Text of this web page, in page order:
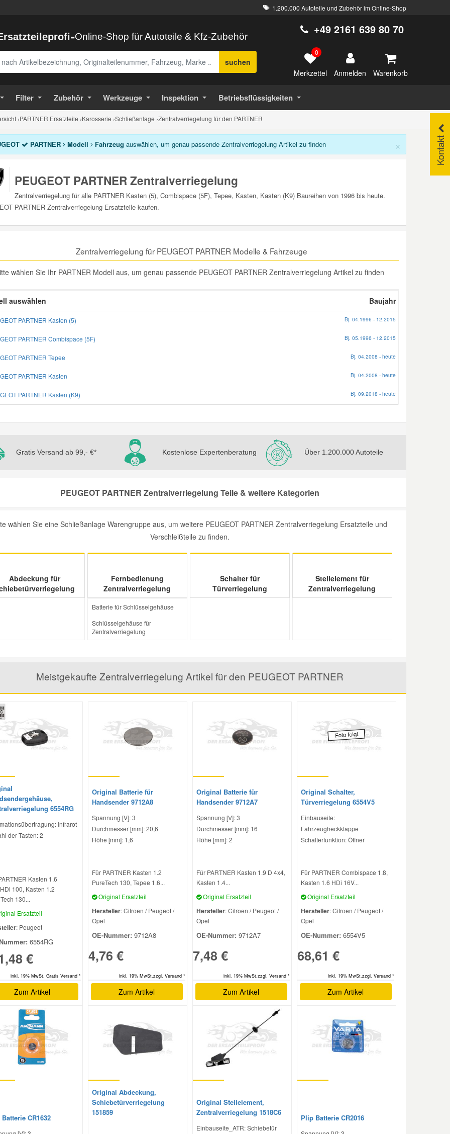
1.200.000 Autoteile und Zubehör im Online-Shop
-Online-Shop für Autoteile & Kfz-Zubehör
suchen
+49 2161 639 80 70
0
Merkzettel Anmelden Warenkorb
Filter Zubehör Werkzeuge Inspektion Betriebsflüssigkeiten
›PARTNER Ersatzteile ›Karosserie ›Schließanlage ›Zentralverriegelung für den PARTNER
Kontakt
×
PARTNER Modell Fahrzeug auswählen, um genau passende Zentralverriegelung Artikel zu finden
PEUGEOT PARTNER Zentralverriegelung
Zentralverriegelung für alle PARTNER Kasten (5), Combispace (5F), Tepee, Kasten, Kasten (K9) Baureihen von 1996 bis heute.
PARTNER Zentralverriegelung Ersatzteile kaufen.
Zentralverriegelung für PEUGEOT PARTNER Modelle & Fahrzeuge
wählen Sie Ihr PARTNER Modell aus, um genau passende PEUGEOT PARTNER Zentralverriegelung Artikel zu finden
auswählen Baujahr
PARTNER Kasten (5) Bj. 04.1996 - 12.2015
PARTNER Combispace (5F) Bj. 05.1996 - 12.2015
PARTNER Tepee Bj. 04.2008 - heute
PARTNER Kasten Bj. 04.2008 - heute
PARTNER Kasten (K9) Bj. 09.2018 - heute
Gratis Versand ab 99,- €* Kostenlose Expertenberatung Über 1.200.000 Autoteile
PEUGEOT PARTNER Zentralverriegelung Teile & weitere Kategorien
wählen Sie eine Schließanlage Warengruppe aus, um weitere PEUGEOT PARTNER Zentralverriegelung Ersatzteile und
Verschleißteile zu finden.
Abdeckung für
Fernbedienung
Zentralverriegelung
Batterie für Schlüsselgehäuse
Schlüsselgehäuse für
Zentralverriegelung
Schalter für
Türverriegelung
Stellelement für
Zentralverriegelung
Meistgekaufte Zentralverriegelung Artikel für den PEUGEOT PARTNER
6554RG
Infrarot
der Tasten: 2
Kasten 1.6
100, Kasten 1.2
130...
Ersatzteil
: Peugeot
6554RG
€
inkl. 19% MwSt. Gratis Versand *
Zum Artikel
Original Batterie für
Handsender 9712A8
Spannung [V]: 3
Durchmesser [mm]: 20,6
Höhe [mm]: 1,6
Für PARTNER Kasten 1.2
PureTech 130, Tepee 1.6...
Original Ersatzteil
Hersteller: Citroen / Peugeot /
Opel
OE-Nummer: 9712A8
4,76 €
inkl. 19% MwSt.zzgl. Versand *
Zum Artikel
Original Batterie für
Handsender 9712A7
Spannung [V]: 3
Durchmesser [mm]: 16
Höhe [mm]: 2
Für PARTNER Kasten 1.9 D 4x4,
Kasten 1.4...
Original Ersatzteil
Hersteller: Citroen / Peugeot /
Opel
OE-Nummer: 9712A7
7,48 €
inkl. 19% MwSt.zzgl. Versand *
Zum Artikel
Original Schalter,
Türverriegelung 6554V5
Einbauseite:
Fahrzeugheckklappe
Schalterfunktion: Öffner
Für PARTNER Combispace 1.8,
Kasten 1.6 HDi 16V...
Original Ersatzteil
Hersteller: Citroen / Peugeot /
Opel
OE-Nummer: 6554V5
68,61 €
inkl. 19% MwSt.zzgl. Versand *
Zum Artikel
CR1632
Original Abdeckung,
Schiebetürverriegelung
151859
Original Stellelement,
Zentralverriegelung 1518C6
Einbauseite_ATR: Schiebetür
Plip Batterie CR2016